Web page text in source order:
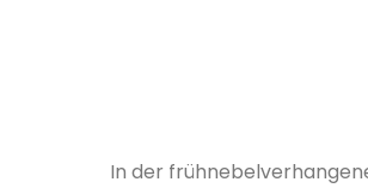
In der